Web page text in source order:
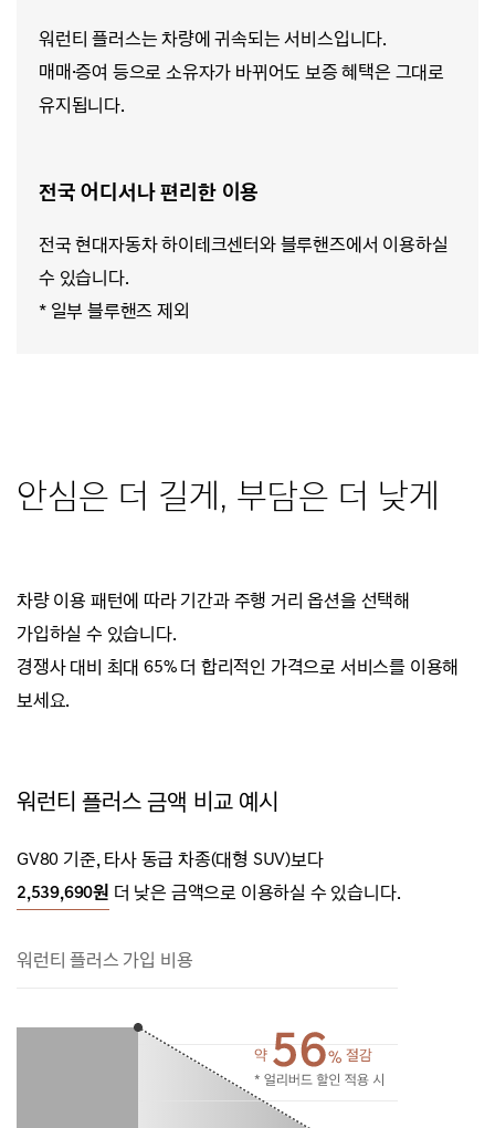
워런티 플러스는 차량에 귀속되는 서비스입니다.
매매·증여 등으로 소유자가 바뀌어도 보증 혜택은 그대로
유지됩니다.
전국 어디서나 편리한 이용
전국 현대자동차 하이테크센터와 블루핸즈에서 이용하실
수 있습니다.
* 일부 블루핸즈 제외
안심은 더 길게, 부담은 더 낮게
차량 이용 패턴에 따라 기간과 주행 거리 옵션을 선택해
가입하실 수 있습니다.
경쟁사 대비 최대 65% 더 합리적인 가격으로 서비스를 이용해
보세요.
워런티 플러스 금액 비교 예시
GV80 기준, 타사 동급 차종(대형 SUV)보다
2,539,690원 더 낮은 금액으로 이용하실 수 있습니다.
워런티 플러스 가입 비용